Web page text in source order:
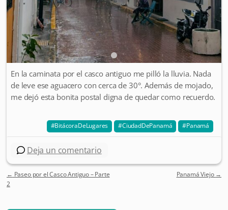
En la caminata por el casco antiguo me pilló la lluvia. Nada
de leve ese aguacero con cerca de 30°. Además de mojado,
me dejó esta bonita postal digna de quedar como recuerdo.
BitácoraDeLugares CiudadDePanamá Panamá
Deja un comentario
Post navigation
← Paseo por el Casco Antiguo – Parte
2
Panamá Viejo →